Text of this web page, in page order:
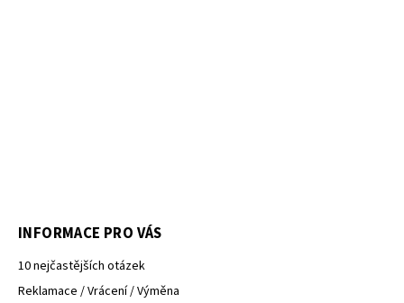
INFORMACE PRO VÁS
10 nejčastějších otázek
Reklamace / Vrácení / Výměna